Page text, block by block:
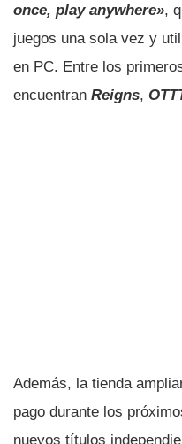
once, play anywhere»,
juegos una sola vez y
en PC. Entre los
encuentran Reigns,
Además, la tienda
pago durante los
nuevos títulos